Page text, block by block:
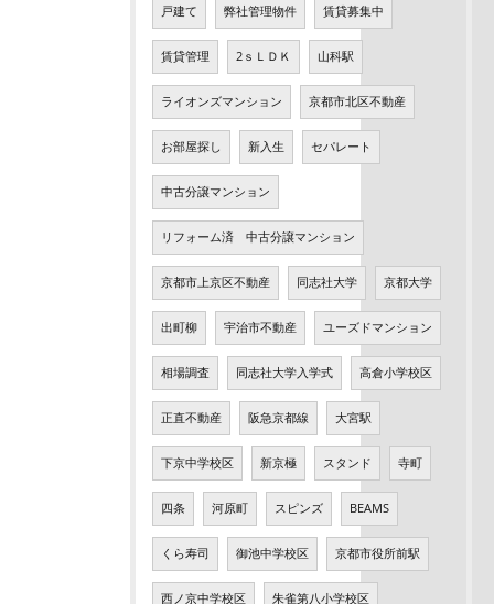
戸建て 弊社管理物件 賃貸募集中
賃貸管理 2ｓＬＤＫ 山科駅
ライオンズマンション 京都市北区不動産
お部屋探し 新入生 セパレート
中古分譲マンション
リフォーム済 中古分譲マンション
京都市上京区不動産 同志社大学 京都大学
出町柳 宇治市不動産 ユーズドマンション
相場調査 同志社大学入学式 高倉小学校区
正直不動産 阪急京都線 大宮駅
下京中学校区 新京極 スタンド 寺町
四条 河原町 スピンズ BEAMS
くら寿司 御池中学校区 京都市役所前駅
西ノ京中学校区 朱雀第八小学校区